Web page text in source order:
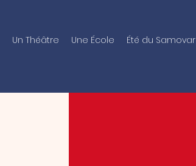
Un Théâtre Une École Été du Samovar